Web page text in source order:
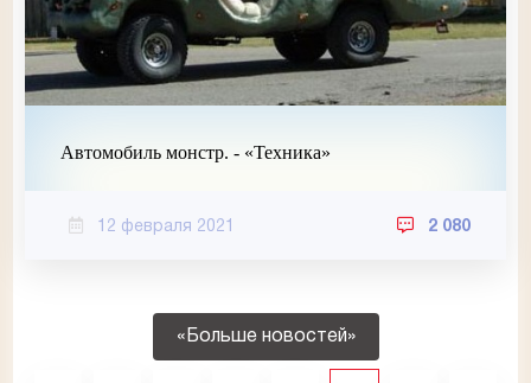
Автомобиль монстр. - «Техника»
12 февраля 2021 2 080
«Больше новостей»